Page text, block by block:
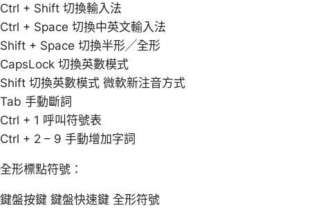
Ctrl + Shift 切換輸入法
Ctrl + Space 切換中英文輸入法
Shift + Space 切換半形╱全形
CapsLock 切換英數模式
Shift 切換英數模式 微軟新注音方式
Tab 手動斷詞
Ctrl + 1 呼叫符號表
Ctrl + 2 – 9 手動增加字詞
全形標點符號：
鍵盤按鍵 鍵盤快速鍵 全形符號